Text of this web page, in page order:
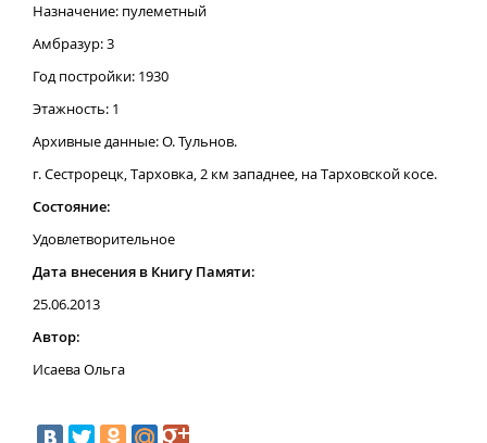
Назначение: пулеметный
Амбразур: 3
Год постройки: 1930
Этажность: 1
Архивные данные: О. Тульнов.
г. Сестрорецк, Тарховка, 2 км западнее, на Тарховской косе.
Состояние:
Удовлетворительное
Дата внесения в Книгу Памяти:
25.06.2013
Автор:
Исаева Ольга